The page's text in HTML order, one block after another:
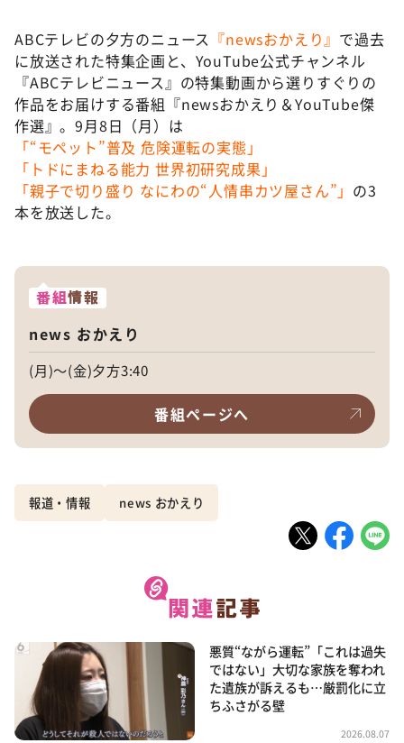
ABCテレビの夕方のニュース 『newsおかえり』 で過去
に放送された特集企画と、YouTube公式チャンネル
『ABCテレビニュース』の特集動画から選りすぐりの
作品をお届けする番組『newsおかえり＆YouTube傑
作選』。9月8日（月）は
「“モペット”普及 危険運転の実態」
「トドにまねる能力 世界初研究成果」
「親子で切り盛り なにわの“人情串カツ屋さん”」 の3
本を放送した。
番組情報
news おかえり
(月)～(金)夕方3:40
番組ページへ
報道・情報 news おかえり
悪質“ながら運転”「これは過失
ではない」大切な家族を奪われ
た遺族が訴えるも…厳罰化に立
ちふさがる壁
2026.08.07